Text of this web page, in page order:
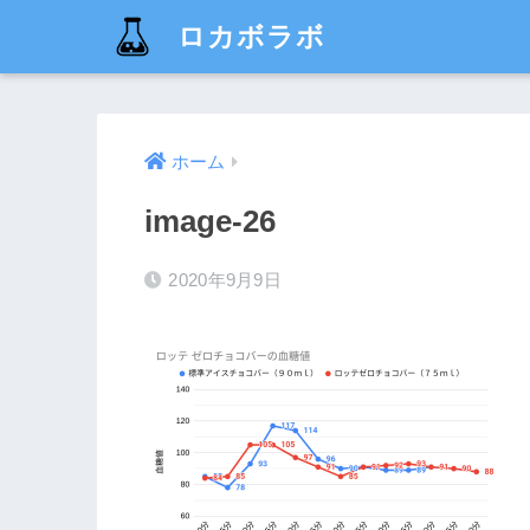
ロカボラボ
ホーム
image-26
2020年9月9日